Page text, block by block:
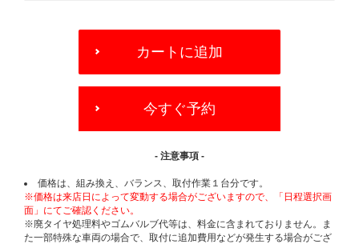
OPTIONS
カートに追加
今すぐ予約
- 注意事項 -
価格は、組み換え、バランス、取付作業１台分です。
※価格は来店日によって変動する場合がございますので、「日程選択画
面」にてご確認ください。
※廃タイヤ処理料やゴムバルブ代等は、料金に含まれておりません。ま
た一部特殊な車両の場合で、取付に追加費用などが発生する場合がござ